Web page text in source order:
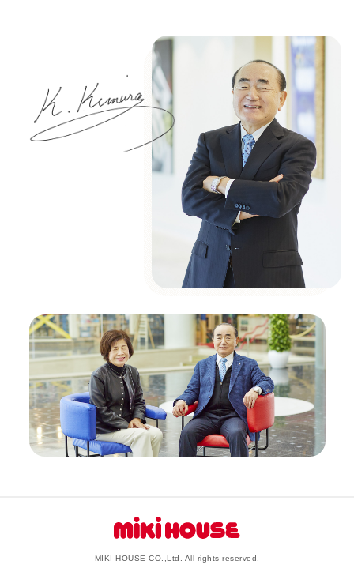
MIKI HOUSE CO.,Ltd. All rights reserved.